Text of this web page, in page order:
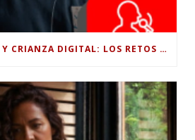
GENERACIÓN BETA Y CRIANZA DIGITAL: LOS RETOS DE CRIAR HIJOS EN LA ERA DE LA INTELIGENCIA ARTIFICIAL